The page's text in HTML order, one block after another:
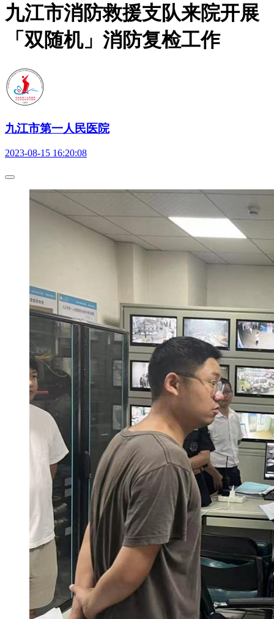
九江市消防救援支队来院开展
「双随机」消防复检工作
九江市第一人民医院
2023-08-15 16:20:08